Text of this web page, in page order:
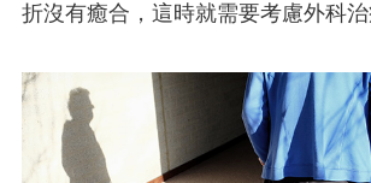
折沒有癒合，這時就需要考慮外科治